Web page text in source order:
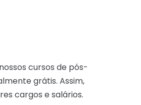
cursos de pós-
grátis. Assim,
cargos e salários.